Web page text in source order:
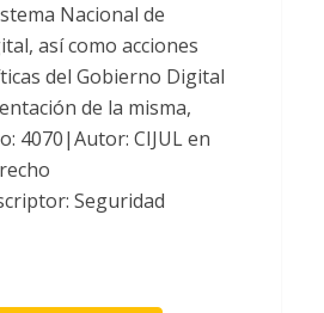
Nacional de
así como acciones
del Gobierno Digital
de la misma,
4070|Autor: CIJUL en
Seguridad